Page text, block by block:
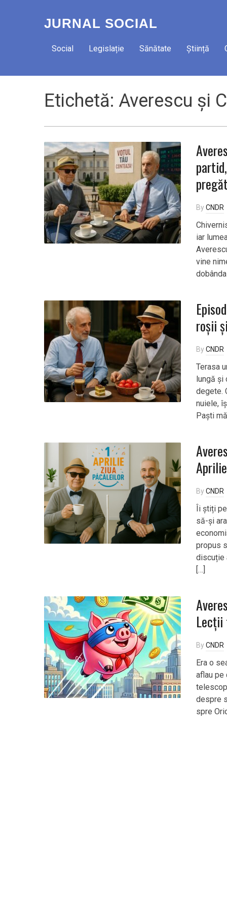
JURNAL SOCIAL
Social Legislație Sănătate Știință
Etichetă: Averescu și
ByCNDR
iar
vine
roșii
ByCNDR
Terasa
lungă și
degete.
nuiele,
Paști
Aprilie
ByCNDR
Îi știți
să-și
propus
discuție
[…]
Lecții
ByCNDR
Era o
aflau pe
despre
spre